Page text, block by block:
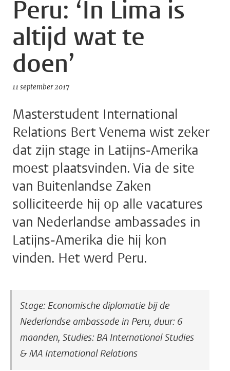
Peru: ‘In Lima is
altijd wat te
doen’
11 september 2017
Masterstudent International
Relations Bert Venema wist zeker
dat zijn stage in Latijns-Amerika
moest plaatsvinden. Via de site
van Buitenlandse Zaken
solliciteerde hij op alle vacatures
van Nederlandse ambassades in
Latijns-Amerika die hij kon
vinden. Het werd Peru.
Stage: Economische diplomatie bij de
Nederlandse ambassade in Peru, duur: 6
maanden, Studies: BA International Studies
& MA International Relations